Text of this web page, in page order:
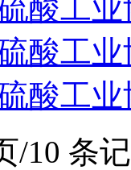
酸工
酸工
酸工
/10 条